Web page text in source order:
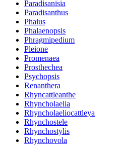
Paradisanisia
Paradisanthus
Phaius
Phalaenopsis
Phragmipedium
Pleione
Promenaea
Prosthechea
Psychopsis
Renanthera
Rhyncattleanthe
Rhyncholaelia
Rhyncholaeliocattleya
Rhynchostele
Rhynchostylis
Rhynchovola